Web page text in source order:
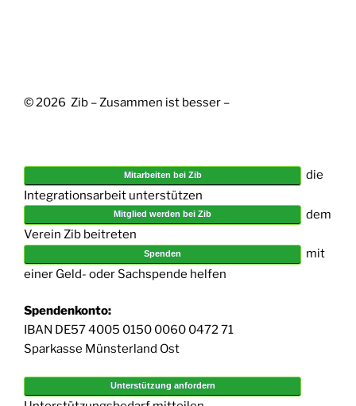
© 2026 Zib – Zusammen ist besser –
Mitarbeiten bei Zib
die
Integrationsarbeit unterstützen
Mitglied werden bei Zib
dem
Verein Zib beitreten
Spenden
mit
einer Geld- oder Sachspende helfen
Spendenkonto:
IBAN DE57 4005 0150 0060 0472 71
Sparkasse Münsterland Ost
Unterstützung anfordern